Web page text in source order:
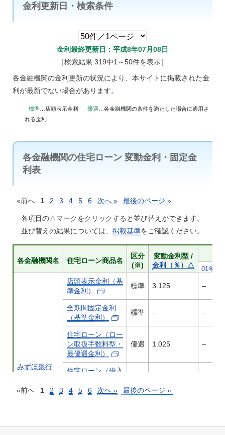
金利更新日・検索条件
金利最終更新日：平成8年07月08日
［検索結果:319中1～50件を表示］
各金融機関の金利更新の状況により、本サイトに掲載された金
利が最新でない場合があります。
標準…店頭表示金利 優遇 …各金融機関の条件を満たした場合に適用さ
れる金利
各金融機関の住宅ローン 変動金利・固定金
利表
«前へ 1 2 3 4 5 6 次へ » 最後のページ »
各項目の△マークをクリックすると並び替えができます。
並び替えの結果については、 掲載基準をご確認ください。
各金融機関名 住宅ローン商品名
区分
(※)
変動金利型 /
金利（％）△
01年△
みずほ銀行
店頭表示金利（基
準金利）
標準 3.125 –
全期間固定金利
（基準金利）
標準 – –
住宅ローン（ロー
ン取扱手数料型・
最優遇金利）
優遇 1.025 –
住宅ローン（借入
優遇金利）
各金融機関名 住宅ローン商品名
区分
(※)
変動金利型 /
金利（％）△
01年△
みずほ銀行
店頭表示金利（基
準金利）
標準 3.125 –
全期間固定金利
（基準金利）
標準 – –
住宅ローン（ロー
ン取扱手数料型・
最優遇金利）
優遇 1.025 –
住宅ローン（借入
優遇金利）
各金融機関名 住宅ローン商品名
区分
(※)
変動金利型 /
金利（％）△
01年△
みずほ銀行
店頭表示金利（基
準金利）
標準 3.125 –
全期間固定金利
（基準金利）
標準 – –
住宅ローン（ロー
ン取扱手数料型・
最優遇金利）
優遇 1.025 –
住宅ローン（借入
優遇金利）
最優遇金利）
各金融機関名 住宅ローン商品名
区分
(※)
変動金利型 /
金利（％）△
01年△
みずほ銀行
店頭表示金利（基
準金利）
標準 3.125 –
全期間固定金利
（基準金利）
標準 – –
住宅ローン（ロー
ン取扱手数料型・
最優遇金利）
優遇 1.025 –
住宅ローン（借入
優遇金利）
最優遇金利）
各金融機関名 住宅ローン商品名
区分
(※)
変動金利型 /
金利（％）△
01年△
みずほ銀行
店頭表示金利（基
準金利）
標準 3.125 –
全期間固定金利
（基準金利）
標準 – –
住宅ローン（ロー
ン取扱手数料型・
最優遇金利）
優遇 1.025 –
住宅ローン（借入
優遇金利）
各金融機関名 住宅ローン商品名
区分
(※)
変動金利型 /
金利（％）△
01年△
みずほ銀行
店頭表示金利（基
準金利）
標準 3.125 –
全期間固定金利
（基準金利）
標準 – –
住宅ローン（ロー
ン取扱手数料型・
最優遇金利）
優遇 1.025 –
住宅ローン（借入
優遇金利）
最優遇金利）
各金融機関名 住宅ローン商品名
区分
(※)
変動金利型 /
金利（％）△
01年△
みずほ銀行
店頭表示金利（基
準金利）
標準 3.125 –
全期間固定金利
（基準金利）
標準 – –
住宅ローン（ロー
ン取扱手数料型・
最優遇金利）
優遇 1.025 –
住宅ローン（借入
優遇金利）
最優遇金利）
«前へ 1 2 3 4 5 6 次へ » 最後のページ »